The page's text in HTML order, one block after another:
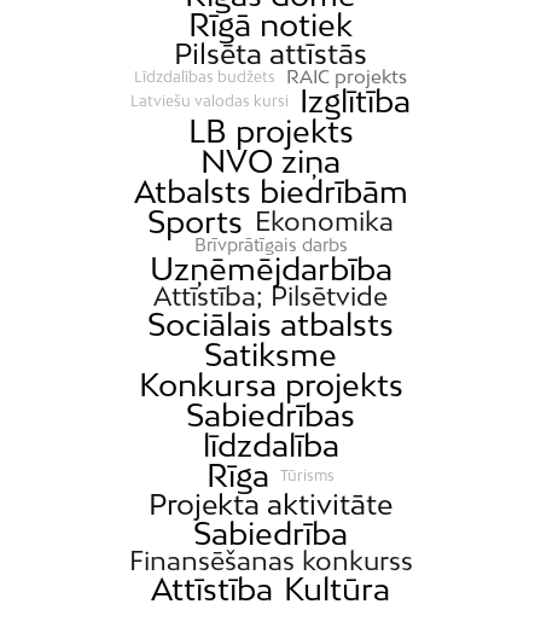
Rīgā notiek
Pilsēta attīstās
Līdzdalības budžets RAIC projekts
Latviešu valodas kursi
Izglītība
LB projekts
NVO ziņa
Atbalsts biedrībām
Sports Ekonomika
Brīvprātīgais darbs
Uzņēmējdarbība
Attīstība; Pilsētvide
Sociālais atbalsts
Satiksme
Konkursa projekts
Sabiedrības
līdzdalība
Rīga
Tūrisms
Projekta aktivitāte
Sabiedrība
Finansēšanas konkurss
Attīstība Kultūra